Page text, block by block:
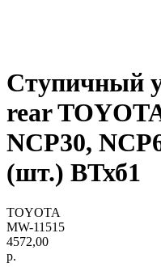
Ступичный
rear
NCP30,
(шт.) ВТхб1
TOYOTA
MW-11515
4572,00
р.